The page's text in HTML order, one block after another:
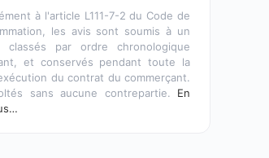
à l'article L111-7-2 du Code de
les avis sont soumis à un
classés par ordre chronologique
et conservés pendant toute la
du contrat du commerçant.
sans aucune contrepartie. En